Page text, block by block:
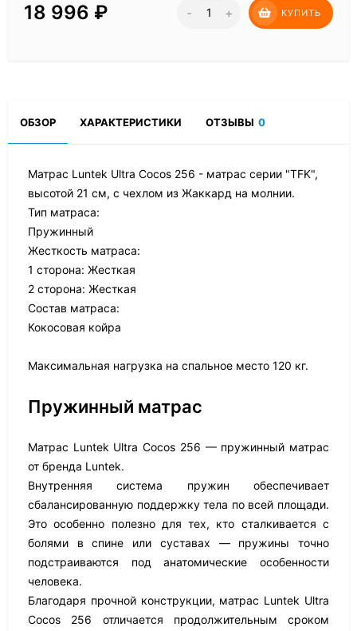
18 996 ₽ - + КУПИТЬ
ОБЗОР ХАРАКТЕРИСТИКИ ОТЗЫВЫ 0
Матрас Luntek Ultra Cocos 256 - матрас серии "TFK",
высотой 21 см, с чехлом из Жаккард на молнии.
Тип матраса:
Пружинный
Жесткость матраса:
1 сторона: Жесткая
2 сторона: Жесткая
Состав матраса:
Кокосовая койра
Максимальная нагрузка на спальное место 120 кг.
Пружинный матрас
Матрас Luntek Ultra Cocos 256 — пружинный матрас
от бренда Luntek.
Внутренняя система пружин обеспечивает
сбалансированную поддержку тела по всей площади.
Это особенно полезно для тех, кто сталкивается с
болями в спине или суставах — пружины точно
подстраиваются под анатомические особенности
человека.
Благодаря прочной конструкции, матрас Luntek Ultra
Cocos 256 отличается продолжительным сроком